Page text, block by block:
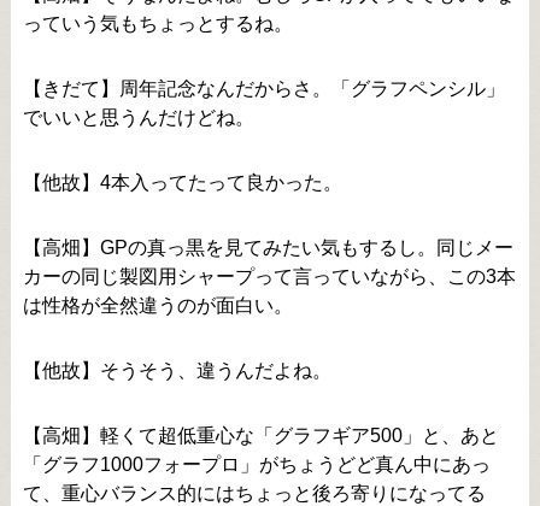
っていう気もちょっとするね。
【きだて】周年記念なんだからさ。「グラフペンシル」
でいいと思うんだけどね。
【他故】4本入ってたって良かった。
【高畑】GPの真っ黒を見てみたい気もするし。同じメー
カーの同じ製図用シャープって言っていながら、この3本
は性格が全然違うのが面白い。
【他故】そうそう、違うんだよね。
【高畑】軽くて超低重心な「グラフギア500」と、あと
「グラフ1000フォープロ」がちょうどど真ん中にあっ
て、重心バランス的にはちょっと後ろ寄りになってる